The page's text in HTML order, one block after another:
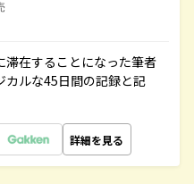
滞在することになった筆者
カルな45日間の記録と記
詳細を見る